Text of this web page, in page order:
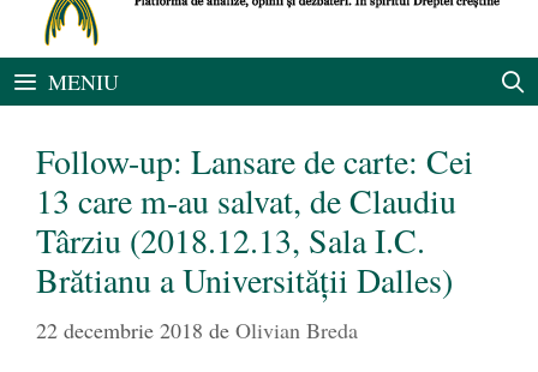
MENIU
Follow-up: Lansare de carte: Cei
13 care m-au salvat, de Claudiu
Târziu (2018.12.13, Sala I.C.
Brătianu a Universității Dalles)
22 decembrie 2018 de Olivian Breda